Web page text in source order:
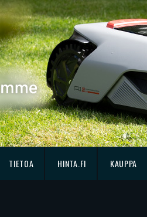
TIETOA HINTA.FI KAUPPA